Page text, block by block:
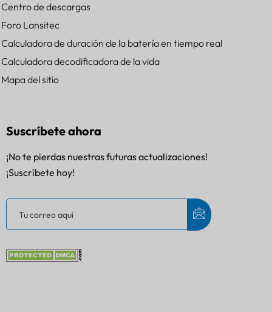
Centro de descargas
Foro Lansitec
Calculadora de duración de la batería en tiempo real
Calculadora decodificadora de la vida
Mapa del sitio
Suscríbete ahora
¡No te pierdas nuestras futuras actualizaciones!
¡Suscríbete hoy!